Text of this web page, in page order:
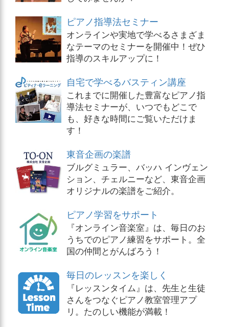
ピアノ指導法セミナー
オンラインや実地で学べるさまざま
なテーマのセミナーを開催中！ぜひ
指導のスキルアップに！
自宅で学べるバスティン講座
これまでに開催した豊富なピアノ指
導法セミナーが、いつでもどこで
も、好きな時間にご覧いただけま
す！
東音企画の楽譜
ブルグミュラー、バッハ インヴェン
ション、チェルニーなど、東音企画
オリジナルの楽譜をご紹介。
ピアノ学習をサポート
『オンライン音楽室』は、毎日のお
うちでのピアノ練習をサポート。全
国の仲間とがんばろう！
毎日のレッスンを楽しく
『レッスンタイム』は、先生と生徒
さんをつなぐピアノ教室管理アプ
リ。たのしい機能が満載！